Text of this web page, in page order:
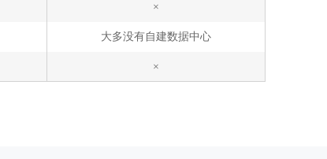
×
大多没有自建数据中心
×